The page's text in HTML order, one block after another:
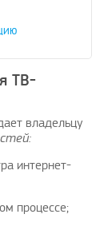
ТВ-
владельцу
интернет-
процессе;